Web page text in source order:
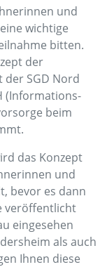
und
wichtige
bitten.
der
SGD Nord
(Informations-
beim
das Konzept
und
bevor es dann
veröffentlicht
eingesehen
als auch
Ihnen diese